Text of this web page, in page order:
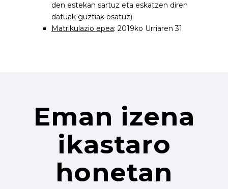
den estekan sartuz eta eskatzen diren
datuak guztiak osatuz).
Matrikulazio epea: 2019ko Urriaren 31.
Eman izena
ikastaro
honetan